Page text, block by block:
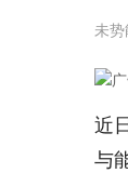
未
近
与